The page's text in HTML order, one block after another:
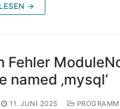
→
Fehler
named ‚mysql‘
11. JUNI 2025